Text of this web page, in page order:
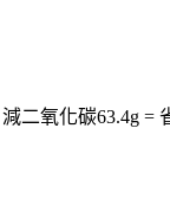
二氧化碳63.4g =